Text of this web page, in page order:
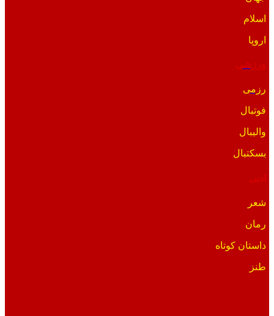
اسلام
اروپا
ورزشی
رزمی
فوتبال
والیبال
بسکتبال
ادبی
شعر
رمان
داستان کوتاه
طنز